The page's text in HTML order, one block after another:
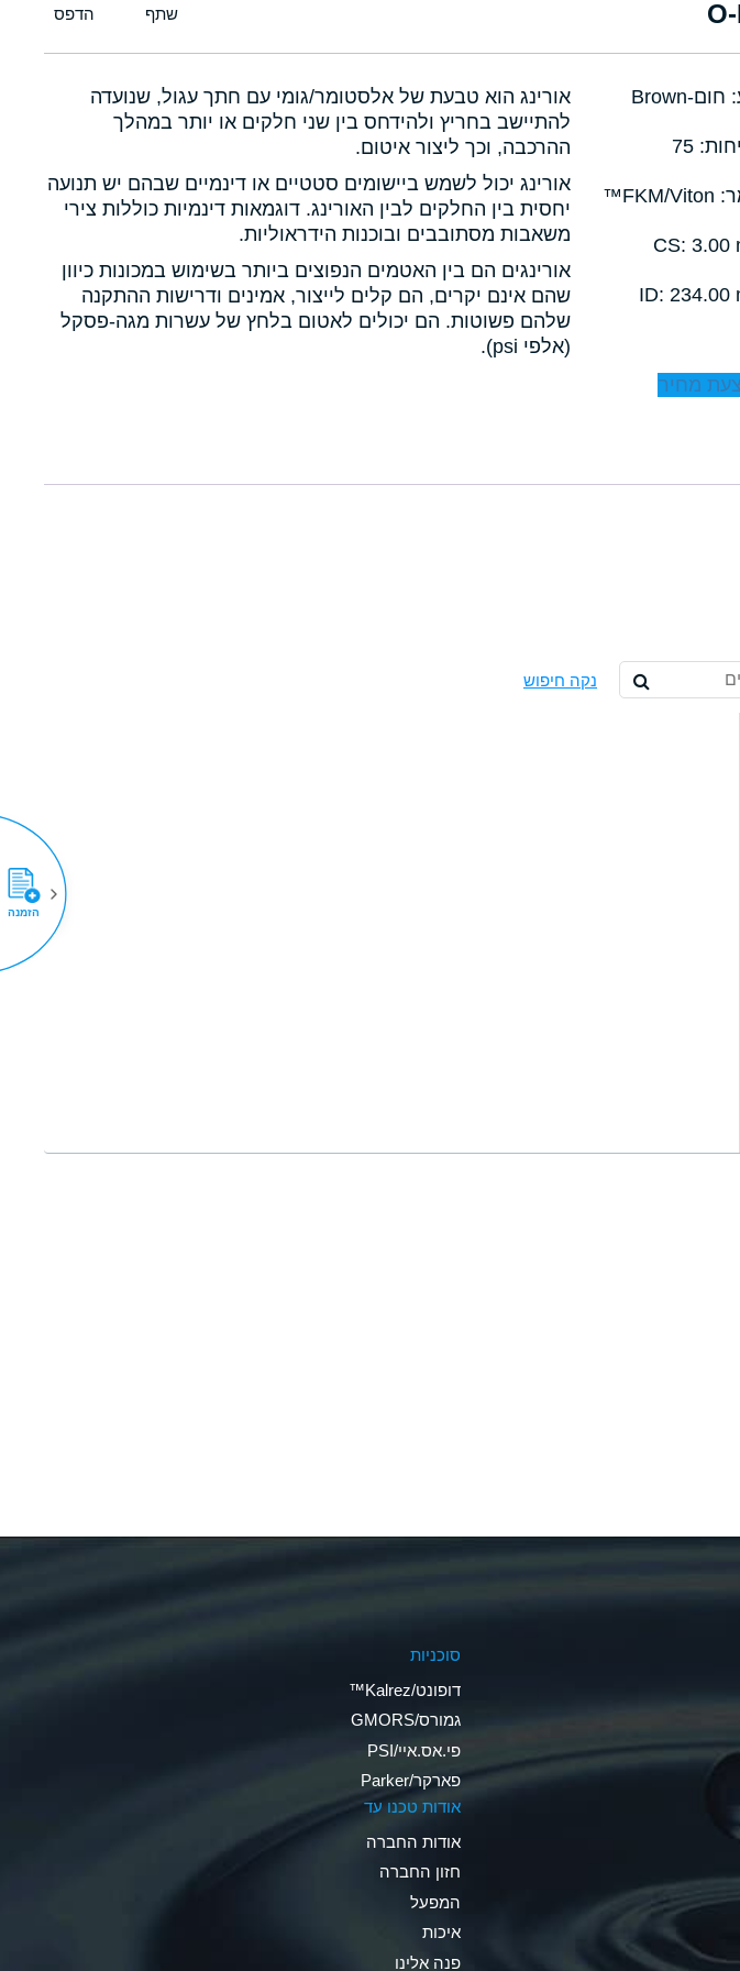
אורינג הוא טבעת של אלסטומר/גומי עם חתך עגול, שנועדה
להתיישב בחריץ ולהידחס בין שני חלקים או יותר במהלך
ההרכבה, וכך ליצור איטום.
אורינג יכול לשמש ביישומים סטטיים או דינמיים שבהם יש תנועה
יחסית בין החלקים לבין האורינג. דוגמאות דינמיות כוללות צירי
משאבות מסתובבים ובוכנות הידראוליות.
אורינגים הם בין האטמים הנפוצים ביותר בשימוש במכונות כיוון
שהם אינם יקרים, הם קלים לייצור, אמינים ודרישות ההתקנה
שלהם פשוטות. הם יכולים לאטום בלחץ של עשרות מגה-פסקל
(אלפי psi).
: חום-Brown
: 75
: FKM/Viton™
: 3.00
: 234.00
מחיר
נקה חיפוש
סוכניות
דופונט/Kalrez™
גמורס/GMORS
פי.אס.איי/PSI
פארקר/Parker
אודות טכנו עד
אודות החברה
חזון החברה
המפעל
איכות
פנה אלינו
הזמנה